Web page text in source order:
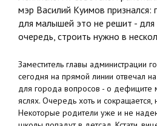
мэр Василий Куимов
для малышей это не решит - для
очередь, строить нужно в
Заместитель главы администрации
сегодня на прямой линии отвечал
для города вопросов - о дефиците
яслях. Очередь хоть и
Некоторые родители уже и не